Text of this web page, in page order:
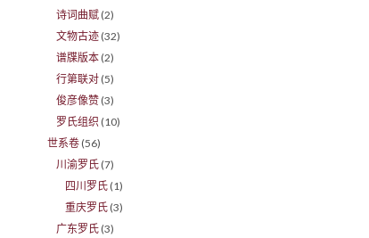
诗词曲赋 (2)
文物古迹 (32)
谱牒版本 (2)
行第联对 (5)
俊彦像赞 (3)
罗氏组织 (10)
世系卷 (56)
川渝罗氏 (7)
四川罗氏 (1)
重庆罗氏 (3)
广东罗氏 (3)